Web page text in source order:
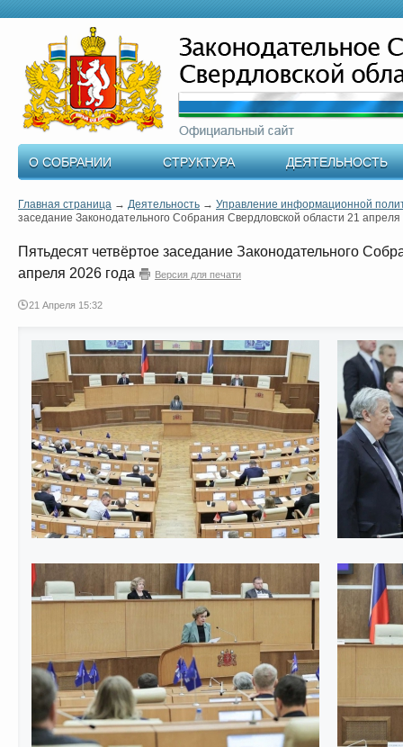
О СОБРАНИИ СТРУКТУРА ДЕЯТЕЛЬНОСТЬ
Главная страница → Деятельность → Управление информационной
заседание Законодательного Собрания Свердловской области 21 апреля
Пятьдесят четвёртое заседание Законодательного
апреля 2026 года
Версия для печати
21 Апреля 15:32